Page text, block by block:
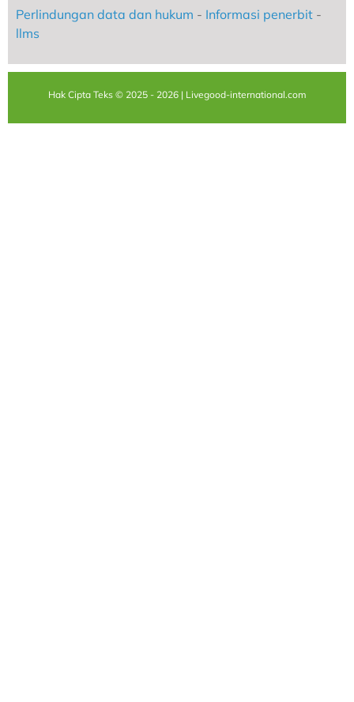
Perlindungan data dan hukum - Informasi penerbit -
llms
Hak Cipta Teks © 2025 - 2026 | Livegood-international.com